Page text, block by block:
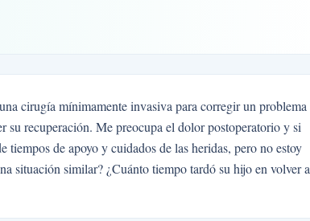
cirugía mínimamente invasiva para corregir un problema
su recuperación. Me preocupa el dolor postoperatorio y si
de apoyo y cuidados de las heridas, pero no estoy
situación similar? ¿Cuánto tiempo tardó su hijo en volver a